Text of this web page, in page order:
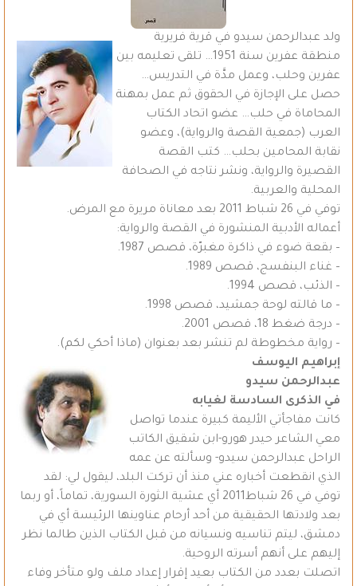
ولد عبدالرحمن سيدو في قرية فريرية
منطقة عفرين سنة 1951… تلقى تعليمه بين
عفرين وحلب، وعمل مدَّة في التدريس…
حصل على الإجازة في الحقوق ثم عمل بمهنة
المحاماة في حلب… عضو اتحاد الكتاب
العرب (جمعية القصة والرواية)، وعضو
نقابة المحامين بحلب… كتب القصة
القصيرة والرواية، ونشر نتاجه في الصحافة
المحلية والعربية.
توفي في 26 شباط 2011 بعد معاناة مريرة مع المرض.
أعماله الأدبية المنشورة في القصة والرواية:
– بقعة ضوء في ذاكرة مغبرّة، قصص 1987.
– غناء البنفسج، قصص 1989.
– الذئب، قصص 1994.
– ما قالته لوحة جمشيد، قصص 1998.
– درجة ضغط 18، قصص 2001.
– رواية مخطوطة لم تنشر بعد بعنوان (ماذا أحكي لكم).
إبراهيم اليوسف
عبدالرحمن سيدو
في الذكرى السادسة لغيابه
كانت مفاجأتي الأليمة كبيرة عندما تواصل
معي الشاعر حيدر هورو-ابن شقيق الكاتب
الراحل عبدالرحمن سيدو- وسألته عن عمه
الذي انقطعت أخباره عني منذ أن تركت البلد، ليقول لي: لقد
توفي في 26 شباط2011 أي عشية الثورة السورية، تماماً، أو ربما
بعد ولادتها الحقيقية من أحد أرحام عناوينها الرئيسة أي في
دمشق، ليتم تناسيه ونسيانه من قبل الكتاب الذين طالما نظر
إليهم على أنهم أسرته الروحية.
اتصلت بعدد من الكتاب بعيد إقرار إعداد ملف ولو متأخر وفاء